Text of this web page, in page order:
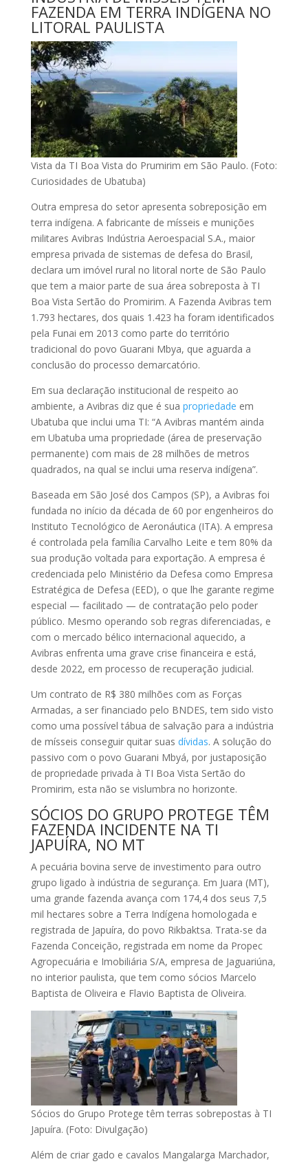
FAZENDA EM TERRA INDÍGENA NO
LITORAL PAULISTA
Vista da TI Boa Vista do Prumirim em São Paulo. (Foto:
Curiosidades de Ubatuba)
Outra empresa do setor apresenta sobreposição em
terra indígena. A fabricante de mísseis e munições
militares Avibras Indústria Aeroespacial S.A., maior
empresa privada de sistemas de defesa do Brasil,
declara um imóvel rural no litoral norte de São Paulo
que tem a maior parte de sua área sobreposta à TI
Boa Vista Sertão do Promirim. A Fazenda Avibras tem
1.793 hectares, dos quais 1.423 ha foram identificados
pela Funai em 2013 como parte do território
tradicional do povo Guarani Mbya, que aguarda a
conclusão do processo demarcatório.
Em sua declaração institucional de respeito ao
ambiente, a Avibras diz que é sua propriedade em
Ubatuba que inclui uma TI: “A Avibras mantém ainda
em Ubatuba uma propriedade (área de preservação
permanente) com mais de 28 milhões de metros
quadrados, na qual se inclui uma reserva indígena”.
Baseada em São José dos Campos (SP), a Avibras foi
fundada no início da década de 60 por engenheiros do
Instituto Tecnológico de Aeronáutica (ITA). A empresa
é controlada pela família Carvalho Leite e tem 80% da
sua produção voltada para exportação. A empresa é
credenciada pelo Ministério da Defesa como Empresa
Estratégica de Defesa (EED), o que lhe garante regime
especial — facilitado — de contratação pelo poder
público. Mesmo operando sob regras diferenciadas, e
com o mercado bélico internacional aquecido, a
Avibras enfrenta uma grave crise financeira e está,
desde 2022, em processo de recuperação judicial.
Um contrato de R$ 380 milhões com as Forças
Armadas, a ser financiado pelo BNDES, tem sido visto
como uma possível tábua de salvação para a indústria
de mísseis conseguir quitar suas dívidas. A solução do
passivo com o povo Guarani Mbyá, por justaposição
de propriedade privada à TI Boa Vista Sertão do
Promirim, esta não se vislumbra no horizonte.
SÓCIOS DO GRUPO PROTEGE TÊM
FAZENDA INCIDENTE NA TI
JAPUÍRA, NO MT
A pecuária bovina serve de investimento para outro
grupo ligado à indústria de segurança. Em Juara (MT),
uma grande fazenda avança com 174,4 dos seus 7,5
mil hectares sobre a Terra Indígena homologada e
registrada de Japuíra, do povo Rikbaktsa. Trata-se da
Fazenda Conceição, registrada em nome da Propec
Agropecuária e Imobiliária S/A, empresa de Jaguariúna,
no interior paulista, que tem como sócios Marcelo
Baptista de Oliveira e Flavio Baptista de Oliveira.
Sócios do Grupo Protege têm terras sobrepostas à TI
Japuíra. (Foto: Divulgação)
Além de criar gado e cavalos Mangalarga Marchador,